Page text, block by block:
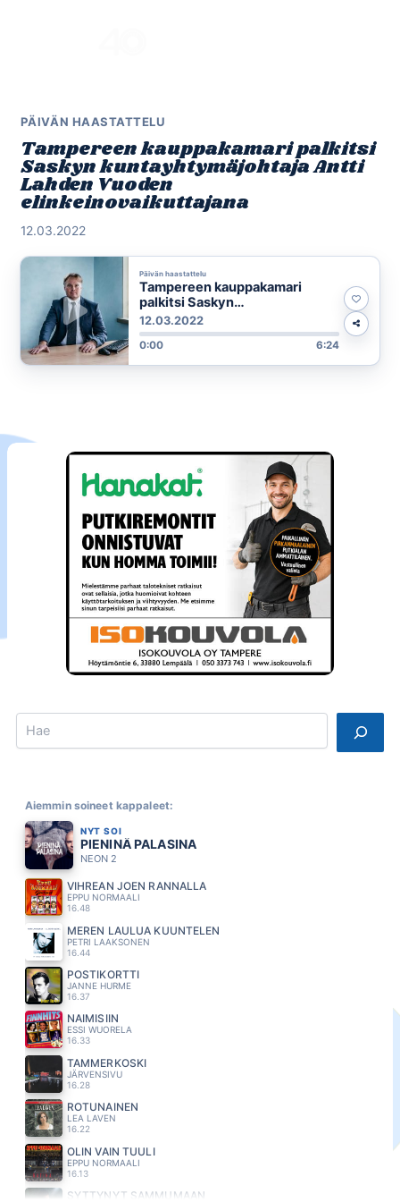
PÄIVÄN HAASTATTELU
Tampereen kauppakamari palkitsi
Saskyn kuntayhtymäjohtaja Antti
Lahden Vuoden
elinkeinovaikuttajana
12.03.2022
Päivän haastattelu
Tampereen kauppakamari
palkitsi Saskyn
kuntayhtymäjohtaja Antti
Lahden Vuoden
elinkeinovaikuttajana
12.03.2022
0:00 6:24
Search
Aiemmin soineet kappaleet:
NYT SOI
PIENINÄ PALASINA
NEON 2
VIHREAN JOEN RANNALLA
EPPU NORMAALI
16.48
MEREN LAULUA KUUNTELEN
PETRI LAAKSONEN
16.44
POSTIKORTTI
JANNE HURME
16.37
NAIMISIIN
ESSI WUORELA
16.33
TAMMERKOSKI
JÄRVENSIVU
16.28
ROTUNAINEN
LEA LAVEN
16.22
OLIN VAIN TUULI
EPPU NORMAALI
16.13
SYTTYNYT SAMMUMAAN